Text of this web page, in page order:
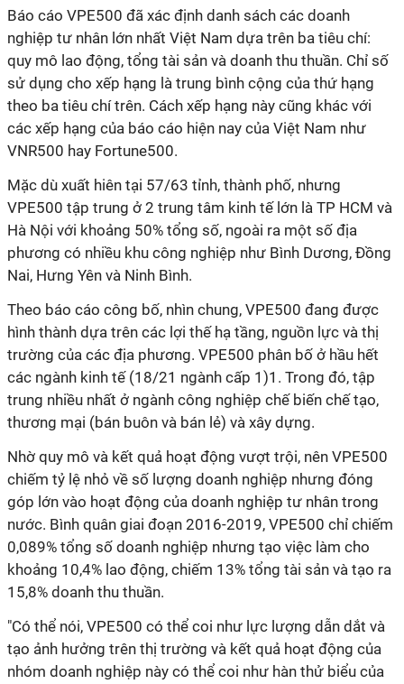
Báo cáo VPE500 đã xác định danh sách các doanh
nghiệp tư nhân lớn nhất Việt Nam dựa trên ba tiêu chí:
quy mô lao động, tổng tài sản và doanh thu thuần. Chỉ số
sử dụng cho xếp hạng là trung bình cộng của thứ hạng
theo ba tiêu chí trên. Cách xếp hạng này cũng khác với
các xếp hạng của báo cáo hiện nay của Việt Nam như
VNR500 hay Fortune500.
Mặc dù xuất hiên tại 57/63 tỉnh, thành phố, nhưng
VPE500 tập trung ở 2 trung tâm kinh tế lớn là TP HCM và
Hà Nội với khoảng 50% tổng số, ngoài ra một số địa
phương có nhiều khu công nghiệp như Bình Dương, Đồng
Nai, Hưng Yên và Ninh Bình.
Theo báo cáo công bố, nhìn chung, VPE500 đang được
hình thành dựa trên các lợi thế hạ tầng, nguồn lực và thị
trường của các địa phương. VPE500 phân bố ở hầu hết
các ngành kinh tế (18/21 ngành cấp 1)1. Trong đó, tập
trung nhiều nhất ở ngành công nghiệp chế biến chế tạo,
thương mại (bán buôn và bán lẻ) và xây dựng.
Nhờ quy mô và kết quả hoạt động vượt trội, nên VPE500
chiếm tỷ lệ nhỏ về số lượng doanh nghiệp nhưng đóng
góp lớn vào hoạt động của doanh nghiệp tư nhân trong
nước. Bình quân giai đoạn 2016-2019, VPE500 chỉ chiếm
0,089% tổng số doanh nghiệp nhưng tạo việc làm cho
khoảng 10,4% lao động, chiếm 13% tổng tài sản và tạo ra
15,8% doanh thu thuần.
"Có thể nói, VPE500 có thể coi như lực lượng dẫn dắt và
tạo ảnh hưởng trên thị trường và kết quả hoạt động của
nhóm doanh nghiệp này có thể coi như hàn thử biểu của